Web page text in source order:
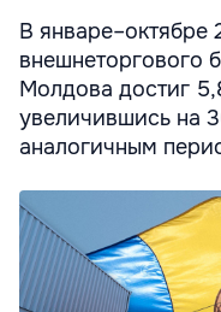
В январе–октябре
внешнеторгового
Молдова достиг
увеличившись на
аналогичным